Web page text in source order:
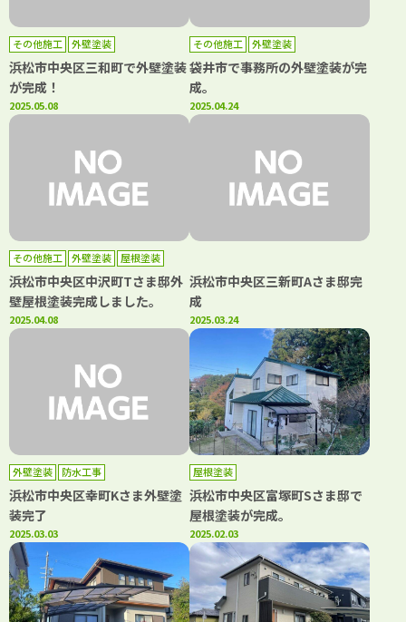
その他施工 外壁塗装
浜松市中央区三和町で外壁塗装
が完成！
2025.05.08
その他施工 外壁塗装
袋井市で事務所の外壁塗装が完
成。
2025.04.24
その他施工 外壁塗装 屋根塗装
浜松市中央区中沢町Tさま邸外
壁屋根塗装完成しました。
2025.04.08
浜松市中央区三新町Aさま邸完
成
2025.03.24
外壁塗装 防水工事
浜松市中央区幸町Kさま外壁塗
装完了
2025.03.03
屋根塗装
浜松市中央区富塚町Sさま邸で
屋根塗装が完成。
2025.02.03